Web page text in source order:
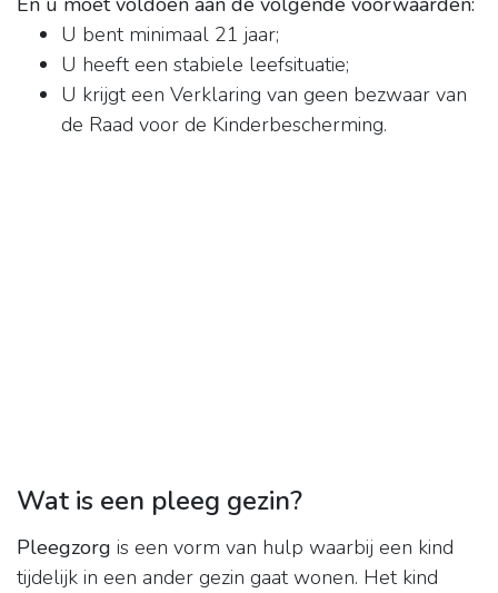
U bent minimaal 21 jaar;
U heeft een stabiele leefsituatie;
U krijgt een Verklaring van geen bezwaar van
de Raad voor de Kinderbescherming.
Wat is een pleeg gezin?
Pleegzorg is een vorm van hulp waarbij een kind
tijdelijk in een ander gezin gaat wonen. Het kind